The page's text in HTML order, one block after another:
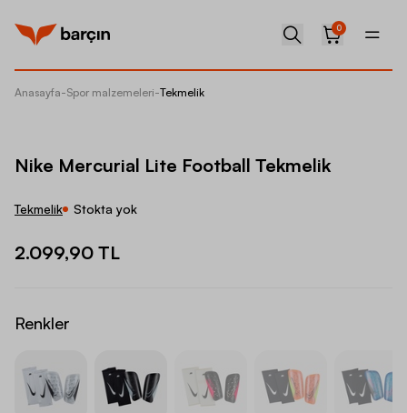
0
Anasayfa-Spor malzemeleri-Tekmelik
Nike Mercurial Lite Football Tekmelik
Tekmelik Stokta yok
2.099,90 TL
Renkler